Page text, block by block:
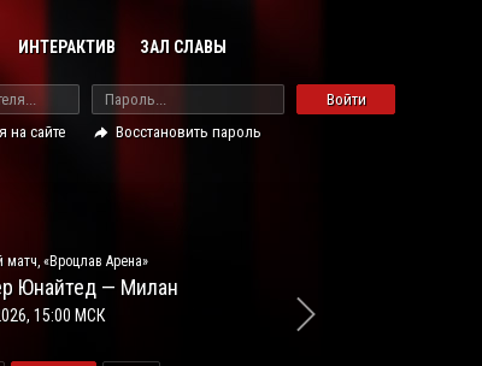
ИНТЕРАКТИВ ЗАЛ СЛАВЫ
Войти
на сайте
Восстановить пароль
матч, «Вроцлав Арена»
Юнайтед — Милан
15:00 МСК